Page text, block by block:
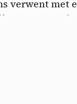
verwent met
van